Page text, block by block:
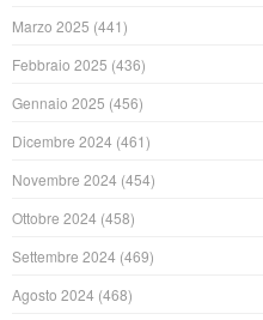
Marzo 2025 (441)
Febbraio 2025 (436)
Gennaio 2025 (456)
Dicembre 2024 (461)
Novembre 2024 (454)
Ottobre 2024 (458)
Settembre 2024 (469)
Agosto 2024 (468)